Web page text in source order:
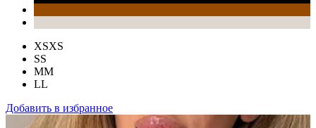
XSXS
SS
MM
LL
Добавить в избранное